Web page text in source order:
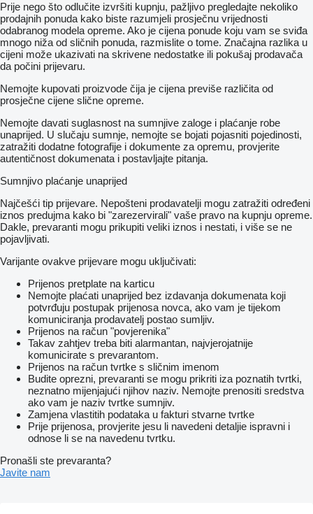
Prije nego što odlučite izvršiti kupnju, pažljivo pregledajte nekoliko
prodajnih ponuda kako biste razumjeli prosječnu vrijednosti
odabranog modela opreme. Ako je cijena ponude koju vam se sviđa
mnogo niža od sličnih ponuda, razmislite o tome. Značajna razlika u
cijeni može ukazivati ​​na skrivene nedostatke ili pokušaj prodavača
da počini prijevaru.
Nemojte kupovati proizvode čija je cijena previše različita od
prosječne cijene slične opreme.
Nemojte davati suglasnost na sumnjive zaloge i plaćanje robe
unaprijed. U slučaju sumnje, nemojte se bojati pojasniti pojedinosti,
zatražiti dodatne fotografije i dokumente za opremu, provjerite
autentičnost dokumenata i postavljajte pitanja.
Sumnjivo plaćanje unaprijed
Najčešći tip prijevare. Nepošteni prodavatelji mogu zatražiti određeni
iznos predujma kako bi "zarezervirali" vaše pravo na kupnju opreme.
Dakle, prevaranti mogu prikupiti veliki iznos i nestati, i više se ne
pojavljivati.
Varijante ovakve prijevare mogu uključivati:
Prijenos pretplate na karticu
Nemojte plaćati unaprijed bez izdavanja dokumenata koji
potvrđuju postupak prijenosa novca, ako vam je tijekom
komuniciranja prodavatelj postao sumljiv.
Prijenos na račun "povjerenika"
Takav zahtjev treba biti alarmantan, najvjerojatnije
komunicirate s prevarantom.
Prijenos na račun tvrtke s sličnim imenom
Budite oprezni, prevaranti se mogu prikriti iza poznatih tvrtki,
neznatno mijenjajući njihov naziv. Nemojte prenositi sredstva
ako vam je naziv tvrtke sumnjiv.
Zamjena vlastitih podataka u fakturi stvarne tvrtke
Prije prijenosa, provjerite jesu li navedeni detaljie ispravni i
odnose li se na navedenu tvrtku.
Pronašli ste prevaranta?
Javite nam